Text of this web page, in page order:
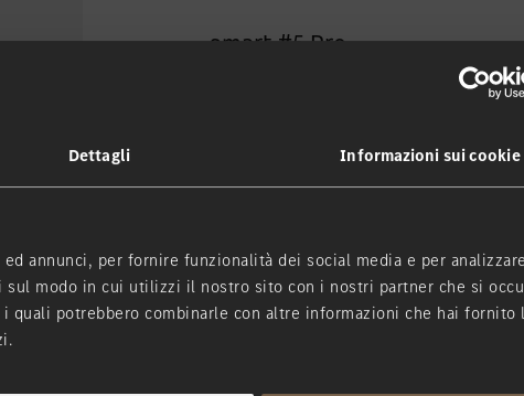
Dettagli Informazioni sui cookie
annunci, per fornire funzionalità dei social media e per
modo in cui utilizzi il nostro sito con i nostri partner che si
quali potrebbero combinarle con altre informazioni che hai fornito
smart #5 Pro
La versione disinvolta dall'incredibile comfort.
6,9 Sec.
Da 0 a 100 km/h